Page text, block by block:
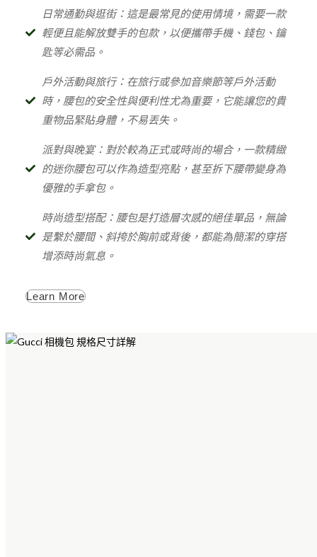
日常通勤與逛街：這是最常見的使用情境，需要一款
輕便且能解放雙手的包款，以便攜帶手機、錢包、鑰
匙等必需品。
戶外活動與旅行：在旅行或參加音樂節等戶外活動
時，腰包的安全性與便利性尤為重要，它能讓您的貴
重物品緊貼身體，不易丟失。
派對與晚宴：對於較為正式或時尚的場合，一款精緻
的迷你腰包可以作為造型亮點，甚至拆下腰帶變身為
優雅的手拿包。
時尚造型搭配：腰包是打造層次感的絕佳單品，無論
是繫於腰間、斜挎於胸前或背後，都能為簡潔的穿搭
增添時尚氣息。
Learn More